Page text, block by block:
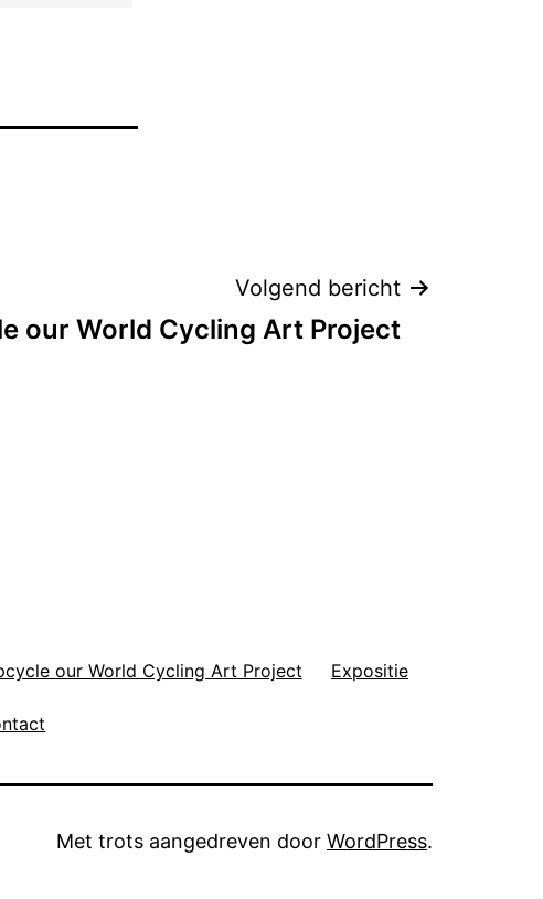
Volgend bericht
our World Cycling Art Project
our World Cycling Art Project Expositie
Met trots aangedreven door WordPress.